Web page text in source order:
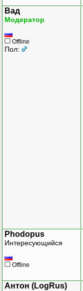
Вад
Модератор
Offline
Пол:
Phodopus
Интересующийся
Offline
Антон (LogRus)